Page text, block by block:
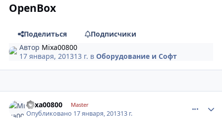
OpenBox
Поделиться
Подписчики
Автор Mixa00800
17 января, 201313 г. вОборудование и Cофт
Mixa00800 Master
Опубликовано 17 января, 201313 г.